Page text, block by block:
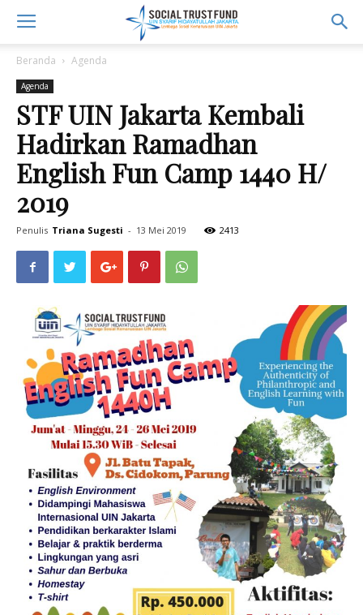
Beranda Agenda
Agenda
STF UIN Jakarta Kembali
Hadirkan Ramadhan
English Fun Camp 1440 H/
2019
Penulis Triana Sugesti - 13 Mei 2019 2413